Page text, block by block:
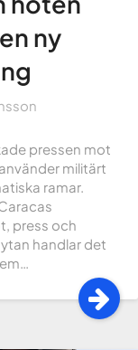
ny
pressen mot
militärt
ramar.
press och
handlar det